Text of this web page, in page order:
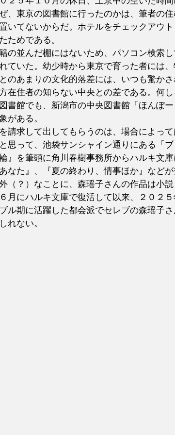
、東京の図書館に行ったのかは、筆者の
いてないからだ。ホテルをチェックアウ
ためである。
の並んだ棚にはないため、パソコン検索
ていた。幼少時から東京で育った者には
のあまりの文化的落差には、いつも驚かさ
在住者の知らない中央との差である。何
書館でも、新潟市の中央図書館「ほんぽ
がある。
請求して出してもらうのは、場合によっ
思って、池袋サンシャイン通りにある「ブ
輪』を筆頭に角川春樹事務所からハルキ文
なた』、『夏の終わり、情事ほか』などが
（？）なことに、森瑶子さんの作品は小
月にハルキ文庫で復活して以来、２０２
ル期に活躍した都会派でセレブの森瑶子
れない。